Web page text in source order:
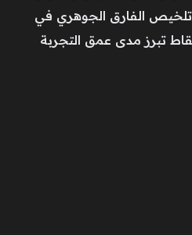
الفارق الجوهري في
تبرز مدى عمق التجربة